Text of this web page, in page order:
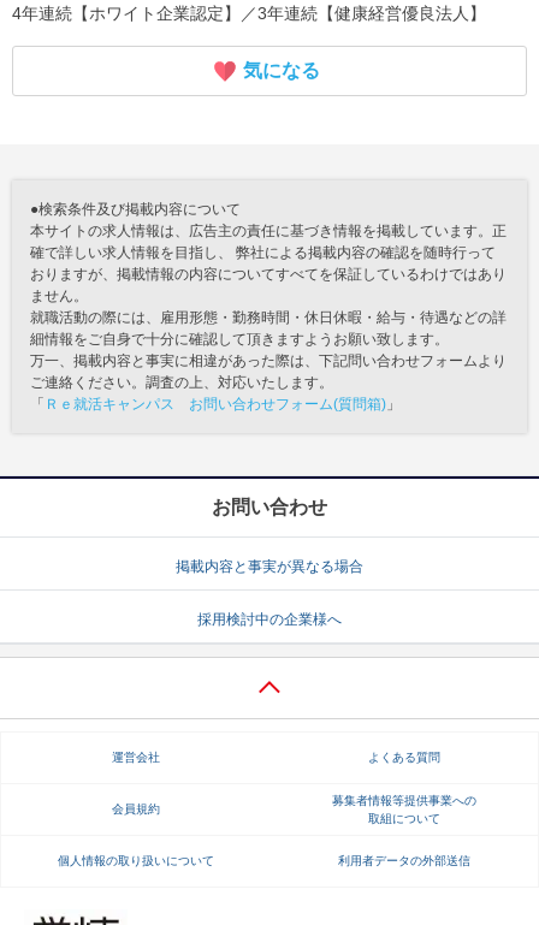
4年連続【ホワイト企業認定】／3年連続【健康経営優良法人】
気になる
●検索条件及び掲載内容について
本サイトの求人情報は、広告主の責任に基づき情報を掲載しています。正
確で詳しい求人情報を目指し、 弊社による掲載内容の確認を随時行って
おりますが、掲載情報の内容についてすべてを保証しているわけではあり
ません。
就職活動の際には、雇用形態・勤務時間・休日休暇・給与・待遇などの詳
細情報をご自身で十分に確認して頂きますようお願い致します。
万一、掲載内容と事実に相違があった際は、下記問い合わせフォームより
ご連絡ください。調査の上、対応いたします。
「 Ｒｅ就活キャンパス お問い合わせフォーム(質問箱) 」
お問い合わせ
掲載内容と事実が異なる場合
採用検討中の企業様へ
運営会社 よくある質問
会員規約
募集者情報等提供事業への
取組について
個人情報の取り扱いについて 利用者データの外部送信